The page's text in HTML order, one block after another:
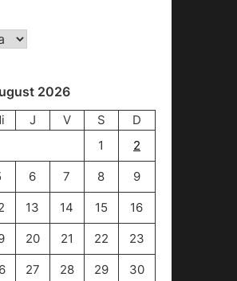
2026
J V S
D
1
2
6 7 8 9
13 14 15 16
20 21 22 23
27 28 29 30